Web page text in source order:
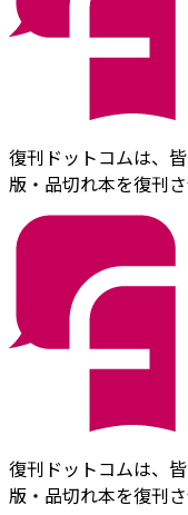
復刊ドットコムは、
版・品切れ本を復刊
復刊ドットコムは、
版・品切れ本を復刊